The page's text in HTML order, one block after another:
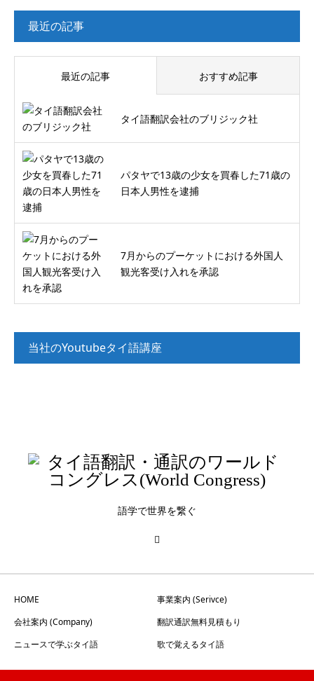
最近の記事
最近の記事 おすすめ記事
タイ語翻訳会社のブリジック社
パタヤで13歳の少女を買春した71歳の
日本人男性を逮捕
7月からのプーケットにおける外国人
観光客受け入れを承認
当社のYoutubeタイ語講座
語学で世界を繋ぐ
HOME
事業案内 (Serivce)
会社案内 (Company)
翻訳通訳無料見積もり
ニュースで学ぶタイ語
歌で覚えるタイ語